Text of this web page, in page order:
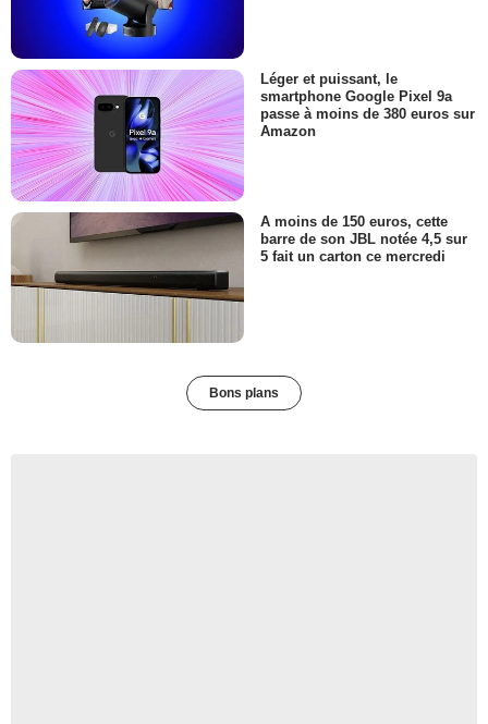
Léger et puissant, le
smartphone Google Pixel 9a
passe à moins de 380 euros sur
Amazon
A moins de 150 euros, cette
barre de son JBL notée 4,5 sur
5 fait un carton ce mercredi
Bons plans